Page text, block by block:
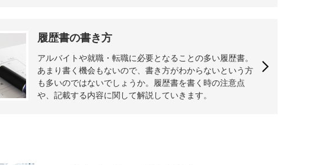
履歴書の書き方
アルバイトや就職・転職に必要となることの多い履歴書。
あまり書く機会もないので、書き方がわからないという方
も多いのではないでしょうか。履歴書を書く時の注意点
や、記載する内容に関して解説していきます。